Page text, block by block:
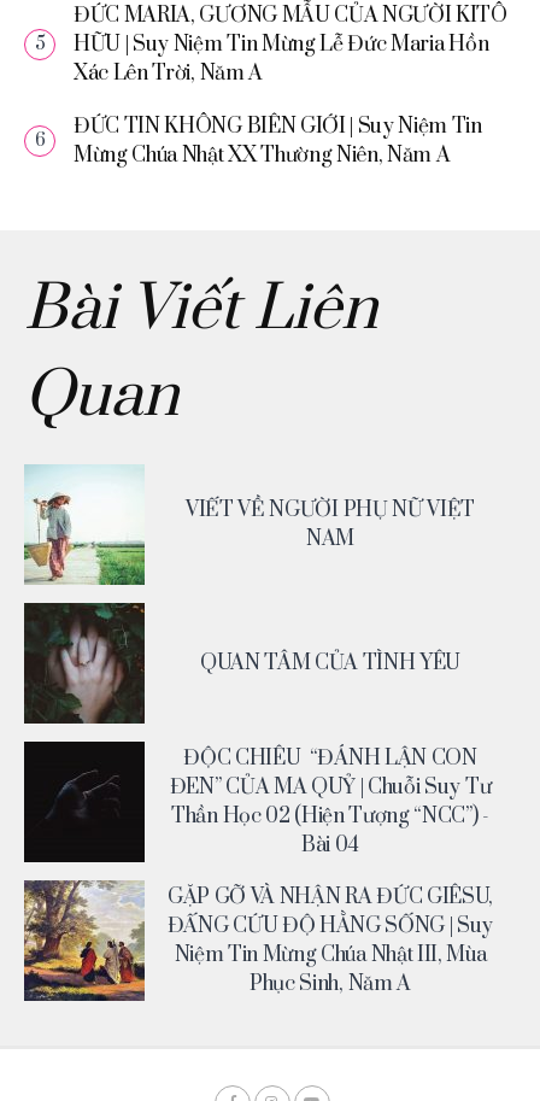
ĐỨC MARIA, GƯƠNG MẪU CỦA NGƯỜI KITÔ
HỮU | Suy Niệm Tin Mừng Lễ Đức Maria Hồn
Xác Lên Trời, Năm A
ĐỨC TIN KHÔNG BIÊN GIỚI | Suy Niệm Tin
Mừng Chúa Nhật XX Thường Niên, Năm A
Bài Viết Liên
Quan
VIẾT VỀ NGƯỜI PHỤ NỮ VIỆT
NAM
QUAN TÂM CỦA TÌNH YÊU
ĐỘC CHIÊU “ĐÁNH LẬN CON
ĐEN” CỦA MA QUỶ | Chuỗi Suy Tư
Thần Học 02 (Hiện Tượng “NCC”) -
Bài 04
GẶP GỠ VÀ NHẬN RA ĐỨC GIÊSU,
ĐẤNG CỨU ĐỘ HẰNG SỐNG | Suy
Niệm Tin Mừng Chúa Nhật III, Mùa
Phục Sinh, Năm A